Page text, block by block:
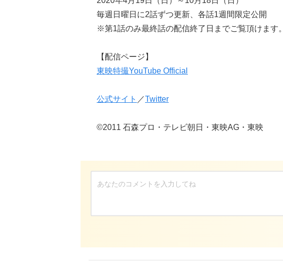
毎週日曜日に2話ずつ更新、各話1週間限定公開
※第1話のみ最終話の配信終了日までご覧頂けます。
【配信ページ】
東映特撮YouTube Official
公式サイト ／Twitter
©2011 石森プロ・テレビ朝日・東映AG・東映